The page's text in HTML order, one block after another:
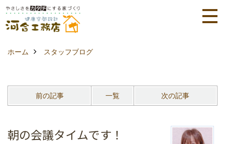
ホーム スタッフブログ
前の記事 一覧 次の記事
朝の会議タイムです！